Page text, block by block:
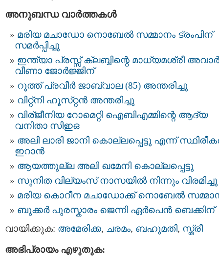
അനുബന്ധ വാര്‍ത്തകള്‍
മരിയ മചാഡോ നൊബേല്‍ സമ്മാനം ട്രംപിന്
സമർപ്പിച്ചു
ഇന്ത്യാ പ്രസ്സ് ക്ലബ്ബിന്റെ മാധ്യമശ്രീ
വീണാ ജോര്‍ജ്ജിന്
റൂത്ത് പ്രവീര്‍ ജാബ്‌വാല (85) അന്തരിച്ചു
വിറ്റ്‌നി ഹൂസ്‌റ്റന്‍ അന്തരിച്ചു
വിര്ജീനിയ റോമെറ്റി ഐബിഎമ്മിന്റെ ആദ്യ
വനിതാ സിഇഒ
അലി ലാരി ജാനി കൊല്ലപ്പെട്ടു എന്ന്
ഇറാൻ
ആയത്തുല്ല അലി ഖമേനി കൊല്ലപ്പെട്ടു
സുനിത വില്യംസ് നാസയിൽ നിന്നും വിരമിച്ചു
മരിയ കൊറീന മചാഡോക്ക് നൊബേല്‍
ബുക്കർ പുരസ്കാരം ജെന്നി ഏർപെൻ ബെക്കിന്
വായിക്കുക: അമേരിക്ക, ചരമം, ബഹുമതി, സ്ത്രീ
അഭിപ്രായം എഴുതുക: